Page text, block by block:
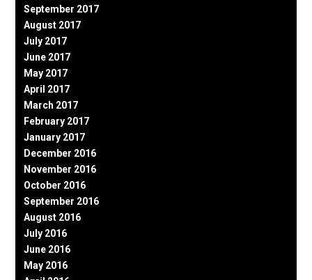
September 2017
August 2017
July 2017
June 2017
May 2017
April 2017
March 2017
February 2017
January 2017
December 2016
November 2016
October 2016
September 2016
August 2016
July 2016
June 2016
May 2016